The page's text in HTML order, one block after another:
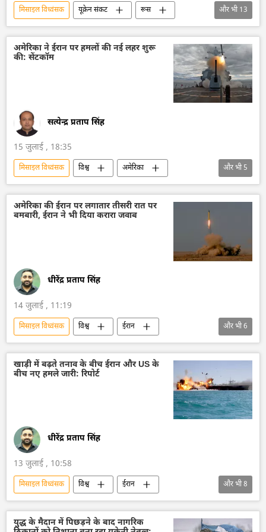
मिसाइल विध्वंसक यूक्रेन संकट
रूस
रूस का विकास
मास्को
यूक्रेन सशस्त्र बल
यूक्रेन
बैलिस्टिक मिसाइल प्रणाली
ड्रोन
और भी13
अमेरिका ने ईरान पर हमलों की नई लहर शुरू
की: सेंटकॉम
सत्येन्द्र प्रताप सिंह
15 जुलाई , 18:35
मिसाइल विध्वंसक विश्व
अमेरिका
अमेरिका-इजराइल-ईरान युद्ध
होर्मुज स्ट्रेट
जहाजी बेड़ा
बैलिस्टिक मिसाइल प्रणाली
और भी5
अमेरिका की ईरान पर लगातार तीसरी रात पर
बमबारी, ईरान ने भी दिया करारा जवाब
धीरेंद्र प्रताप सिंह
14 जुलाई , 11:19
मिसाइल विध्वंसक विश्व
ईरान
अमेरिका-इजराइल-ईरान युद्ध
तेहरान
अमेरिका
डॉनल्ड ट्रम्प
वायु रक्षा
अमरीकी सेना
और भी6
खाड़ी में बढ़ते तनाव के बीच ईरान और US के
बीच नए हमले जारी: रिपोर्ट
धीरेंद्र प्रताप सिंह
13 जुलाई , 10:58
मिसाइल विध्वंसक विश्व
ईरान
अमेरिका-इजराइल-ईरान युद्ध
अमेरिका
डॉनल्ड ट्रम्प
द्विपक्षीय रिश्ते
और भी8
युद्ध के मैदान में पिछड़ने के बाद नागरिक